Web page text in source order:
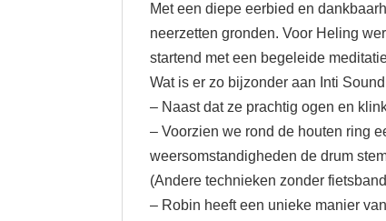
Met een diepe eerbied en
neerzetten gronden. Voor Heling
startend met een begeleide
Wat is er zo bijzonder aan Inti
– Naast dat ze prachtig ogen en
– Voorzien we rond de houten ring
weersomstandigheden de drum
(Andere technieken zonder
– Robin heeft een unieke manier